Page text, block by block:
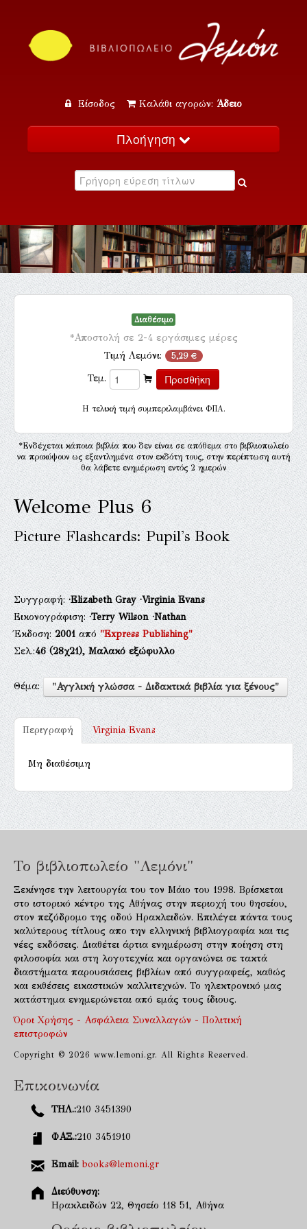
Είσοδος Καλάθι αγορών: Άδειο
Πλοήγηση
Κατάλογος
Εκδηλώσεις
Επικοινωνία
Διαθέσιμο
*Αποστολή σε 2-4 εργάσιμες μέρες
Τιμή Λεμόνι: 5,29 €
Τεμ.
H τελική τιμή συμπεριλαμβάνει ΦΠΑ.
*Ενδέχεται κάποια βιβλία που δεν είναι σε απόθεμα στο βιβλιοπωλείο
να προκύψουν ως εξαντλημένα στον εκδότη τους, στην περίπτωση αυτή
θα λάβετε ενημέρωση εντός 2 ημερών
Welcome Plus 6
Picture Flashcards: Pupil's Book
Συγγραφή:·Elizabeth Gray·Virginia Evans
Εικονογράφιση:·Terry Wilson·Nathan
Έκδοση:2001από"Express Publishing"
Σελ.:46(28χ21), Μαλακό εξώφυλλο
Θέμα: "Αγγλική γλώσσα - Διδακτικά βιβλία για ξένους"
Περιγραφή Virginia Evans
Μη διαθέσιμη
Το βιβλιοπωλείο "Λεμόνι"
Ξεκίνησε την λειτουργία του τον Μάιο του 1998. Βρίσκεται
στο ιστορικό κέντρο της Αθήνας στην περιοχή του θησείου,
στον πεζόδρομο της οδού Ηρακλειδών. Επιλέγει πάντα τους
καλύτερους τίτλους απο την ελληνική βιβλιογραφία και τις
νέες εκδόσεις. Διαθέτει άρτια ενημέρωση στην ποίηση στη
φιλοσοφία και στη λογοτεχνία και οργανώνει σε τακτά
διαστήματα παρουσιάσεις βιβλίων από συγγραφείς, καθώς
και εκθέσεις εικαστικών καλλιτεχνών. Το ηλεκτρονικό μας
κατάστημα ενημερώνεται από εμάς τους ίδιους.
Όροι Χρήσης - Ασφάλεια Συναλλαγών - Πολιτική
επιστροφών
Copyright © 2026 www.lemoni.gr. All Rights Reserved.
Επικοινωνία
ΤΗΛ.:210 3451390
ΦΑΞ.:210 3451910
Email: books@lemoni.gr
Διεύθυνση:
Ηρακλειδών 22, Θησείο 118 51, Αθήνα